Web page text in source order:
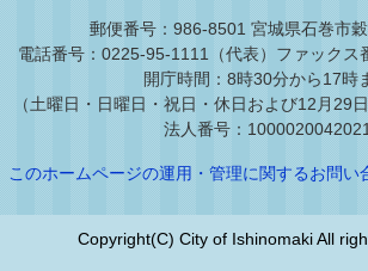
郵便番号：986-8501 宮城県石巻市
電話番号：0225-95-1111（代表） ファックス
開庁時間：8時30分から17時
（土曜日・日曜日・祝日・休日および12月29
法人番号：1000020042021
このホームページの運用・管理に関するお問い
Copyright(C) City of Ishinomaki All